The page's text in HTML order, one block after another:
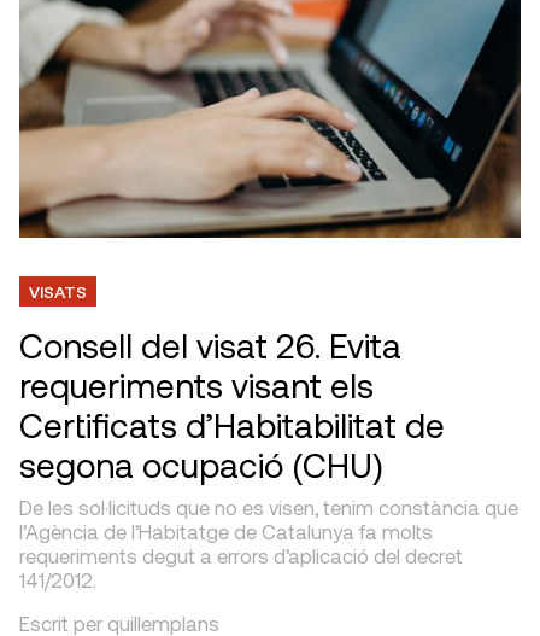
VISATS
Consell del visat 26. Evita
requeriments visant els
Certificats d’Habitabilitat de
segona ocupació (CHU)
De les sol·licituds que no es visen, tenim constància que
l’Agència de l’Habitatge de Catalunya fa molts
requeriments degut a errors d’aplicació del decret
141/2012.
Escrit per quillemplans